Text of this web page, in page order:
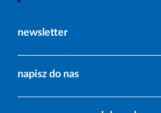
newsletter
napisz do nas